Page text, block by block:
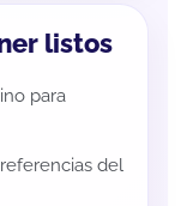
listos
para
del